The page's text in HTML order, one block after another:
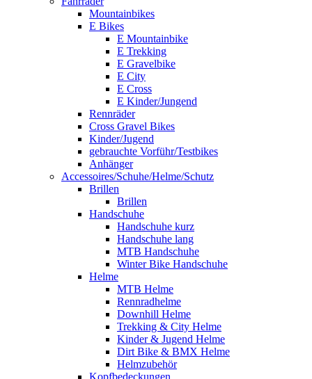
Mountainbikes
E Bikes
E Mountainbike
E Trekking
E Gravelbike
E City
E Cross
E Kinder/Jungend
Rennräder
Cross Gravel Bikes
Kinder/Jugend
gebrauchte Vorführ/Testbikes
Anhänger
Accessoires/Schuhe/Helme/Schutz
Brillen
Brillen
Handschuhe
Handschuhe kurz
Handschuhe lang
MTB Handschuhe
Winter Bike Handschuhe
Helme
MTB Helme
Rennradhelme
Downhill Helme
Trekking & City Helme
Kinder & Jugend Helme
Dirt Bike & BMX Helme
Helmzubehör
Kopfbedeckungen